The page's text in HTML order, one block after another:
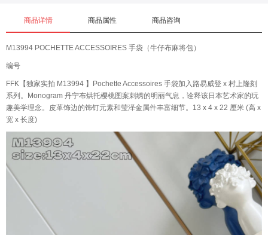
商品详情 商品属性 商品咨询
M13994 POCHETTE ACCESSOIRES 手袋（牛仔布麻将包）
编号
FFK【独家实拍 M13994 】Pochette Accessoires 手袋加入路易威登 x 村上隆刻
系列。Monogram 丹宁布烘托樱桃图案刺绣的明丽气息，诠释该日本艺术家的玩
趣美学理念。皮革饰边的饰钉元素和莹泽金属件丰富细节。13 x 4 x 22 厘米 (高 x
宽 x 长度)